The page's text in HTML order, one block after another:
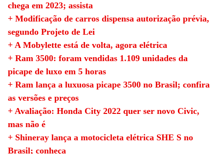
chega em 2023; assista
+ Modificação de carros dispensa autorização prévia,
segundo Projeto de Lei
+ A Mobylette está de volta, agora elétrica
+ Ram 3500: foram vendidas 1.109 unidades da
picape de luxo em 5 horas
+ Ram lança a luxuosa picape 3500 no Brasil; confira
as versões e preços
+ Avaliação: Honda City 2022 quer ser novo Civic,
mas não é
+ Shineray lança a motocicleta elétrica SHE S no
Brasil; conheça